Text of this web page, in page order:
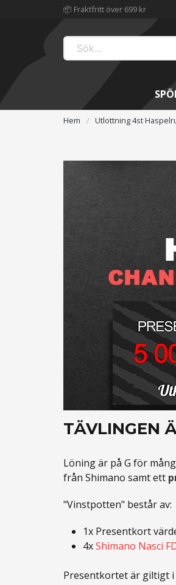
📦 Fraktfritt över 699 kr
Hem Utlottning 4st
TÄVLINGEN
Löning är på G för
från Shimano samt ett
"Vinstpotten" består av:
1x Presentkort
4xShimano Nasci
Presentkortet är giltigt i